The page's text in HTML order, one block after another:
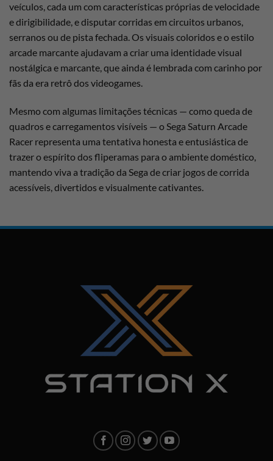
veículos, cada um com características próprias de velocidade
e dirigibilidade, e disputar corridas em circuitos urbanos,
serranos ou de pista fechada. Os visuais coloridos e o estilo
arcade marcante ajudavam a criar uma identidade visual
nostálgica e marcante, que ainda é lembrada com carinho por
fãs da era retrô dos videogames.
Mesmo com algumas limitações técnicas — como queda de
quadros e carregamentos visíveis — o Sega Saturn Arcade
Racer representa uma tentativa honesta e entusiástica de
trazer o espírito dos fliperamas para o ambiente doméstico,
mantendo viva a tradição da Sega de criar jogos de corrida
acessíveis, divertidos e visualmente cativantes.